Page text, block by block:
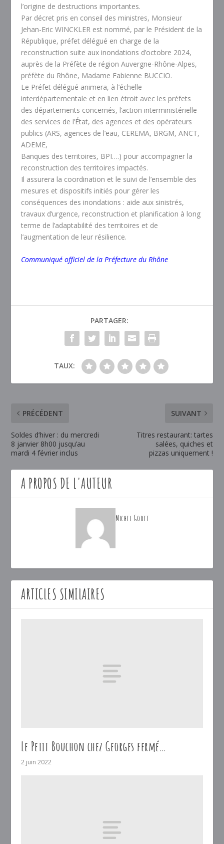
l’origine de destructions importantes.
Par décret pris en conseil des ministres, Monsieur
Jehan-Eric WINCKLER est nommé, par le Président de la
République, préfet délégué en charge de la
reconstruction suite aux inondations d’octobre 2024,
auprès de la Préfète de région Auvergne-Rhône-Alpes,
préfète du Rhône, Madame Fabienne BUCCIO.
Le Préfet délégué animera, à l’échelle
interdépartementale et en lien étroit avec les préfets
des départements concernés, l’action interministérielle
des services de l’État, des agences et des opérateurs
publics (ARS, agences de l’eau, CEREMA, BRGM, ANCT,
ADEME,
Banques des territoires, BPI….) pour accompagner la
reconstruction des territoires impactés.
Il assurera la coordination et le suivi de l’ensemble des
mesures et dispositifs initiés pour gérer les
conséquences des inondations : aide aux sinistrés,
travaux d’urgence, reconstruction et planification à long
terme de l’adaptabilité des territoires et de
l’augmentation de leur résilience.
Communiqué officiel de la Préfecture du Rhône
PARTAGER:
TAUX:
PRÉCÉDENT
Soldes d’hiver : du mercredi
8 janvier 8h00 jusqu’au
mardi 4 février inclus
SUIVANT
Titres restaurant: tartes
salées, quiches et
pizzas uniquement !
A PROPOS DE L'AUTEUR
Michel Godet
ARTICLES SIMILAIRES
Le Petit Bouchon chez Georges fermé…
2 juin 2022